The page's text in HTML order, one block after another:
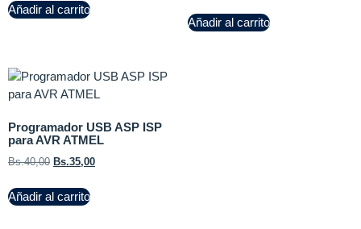
Añadir al carrito
Añadir al carrito
Programador USB ASP ISP
para AVR ATMEL
Bs.40,00 Bs.35,00
Añadir al carrito